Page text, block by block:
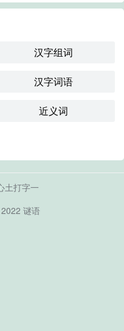
汉字组词
汉字词语
近义词
土打字一
谜语